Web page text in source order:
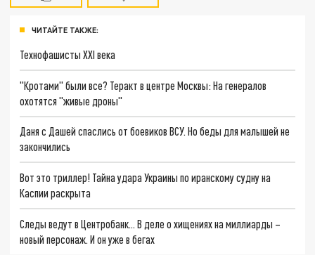
ЧИТАЙТЕ ТАКЖЕ:
Технофашисты XXI века
"Кротами" были все? Теракт в центре Москвы: На генералов
охотятся "живые дроны"
Даня с Дашей спаслись от боевиков ВСУ. Но беды для малышей не
закончились
Вот это триллер! Тайна удара Украины по иранскому судну на
Каспии раскрыта
Следы ведут в Центробанк… В деле о хищениях на миллиарды –
новый персонаж. И он уже в бегах